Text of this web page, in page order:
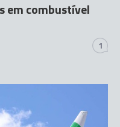
em combustível
1